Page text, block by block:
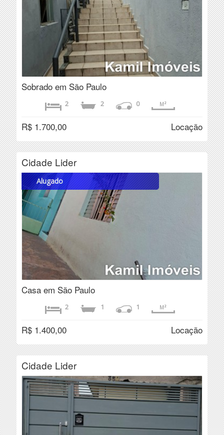
Sobrado em São Paulo
2 2 0 M²
R$ 1.700,00 Locação
Cidade Lider
Alugado
Casa em São Paulo
2 1 1 M²
R$ 1.400,00 Locação
Cidade Lider